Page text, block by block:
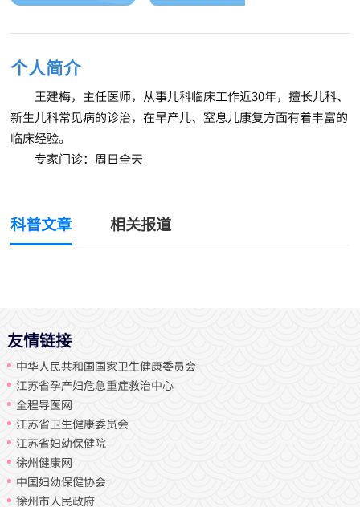
个人简介
王建梅，主任医师，从事儿科临床工作近30年，擅长儿科、
新生儿科常见病的诊治，在早产儿、窒息儿康复方面有着丰富的
临床经验。
专家门诊：周日全天
科普文章 相关报道
友情链接
中华人民共和国国家卫生健康委员会
江苏省孕产妇危急重症救治中心
全程导医网
江苏省卫生健康委员会
江苏省妇幼保健院
徐州健康网
中国妇幼保健协会
徐州市人民政府